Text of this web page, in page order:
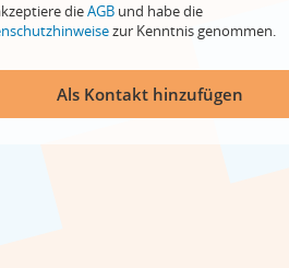
dieAGB und habe die
zur Kenntnis genommen.
Als Kontakt hinzufügen